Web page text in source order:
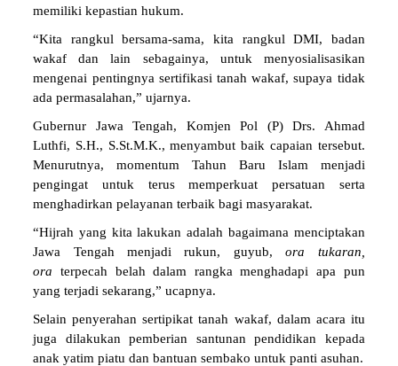
memiliki kepastian hukum.
“Kita rangkul bersama-sama, kita rangkul DMI, badan
wakaf dan lain sebagainya, untuk menyosialisasikan
mengenai pentingnya sertifikasi tanah wakaf, supaya tidak
ada permasalahan,” ujarnya.
Gubernur Jawa Tengah, Komjen Pol (P) Drs. Ahmad
Luthfi, S.H., S.St.M.K., menyambut baik capaian tersebut.
Menurutnya, momentum Tahun Baru Islam menjadi
pengingat untuk terus memperkuat persatuan serta
menghadirkan pelayanan terbaik bagi masyarakat.
“Hijrah yang kita lakukan adalah bagaimana menciptakan
Jawa Tengah menjadi rukun, guyub, ora tukaran,
ora terpecah belah dalam rangka menghadapi apa pun
yang terjadi sekarang,” ucapnya.
Selain penyerahan sertipikat tanah wakaf, dalam acara itu
juga dilakukan pemberian santunan pendidikan kepada
anak yatim piatu dan bantuan sembako untuk panti asuhan.